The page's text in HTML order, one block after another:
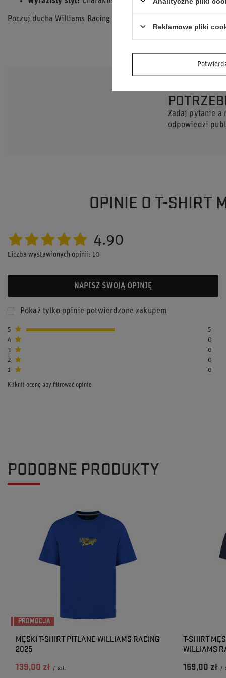
Poczuj ducha Williams Racing z tym stylowym i wygodnym T-
Zadaj pytanie a
odpowiedzi
OPINIE O T-SHIRT
4.90
Liczba wystawionych opinii: 10
NAPISZ SWOJĄ OPINIĘ
Pokaż tylko opinie potwierdzone zakupem
5
5
4
0
3
0
2
0
1
0
Kliknij ocenę aby filtrować opinie
PODOBNE PRODUKTY
PROMOCJA
MĘSKI T-SHIRT PITLANE WILLIAMS RACING
2025
139,00 zł / szt.
T-SHIRT
WILLIAMS
159,00 zł /
Reklamowe pliki